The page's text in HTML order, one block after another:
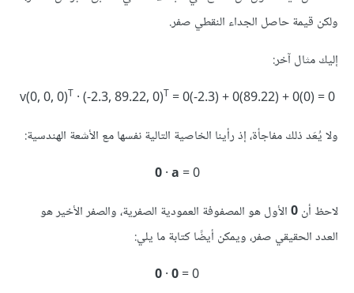
ولكن قيمة حاصل الجداء النقطي صفر.
إليك مثال آخر:
v(0, 0, 0)T · (-2.3, 89.22, 0)T = 0(-2.3) + 0(89.22) + 0(0) = 0‪
ولا يُعَد ذلك مفاجأة، إذ رأينا الخاصية التالية نفسها مع الأشعة الهندسية:
0‪·a = 0‪
لاحظ أن0الأول هو المصفوفة العمودية الصفرية، والصفر الأخير هو
العدد الحقيقي صفر، ويمكن أيضًا كتابة ما يلي:
0‪·0
= ‪0